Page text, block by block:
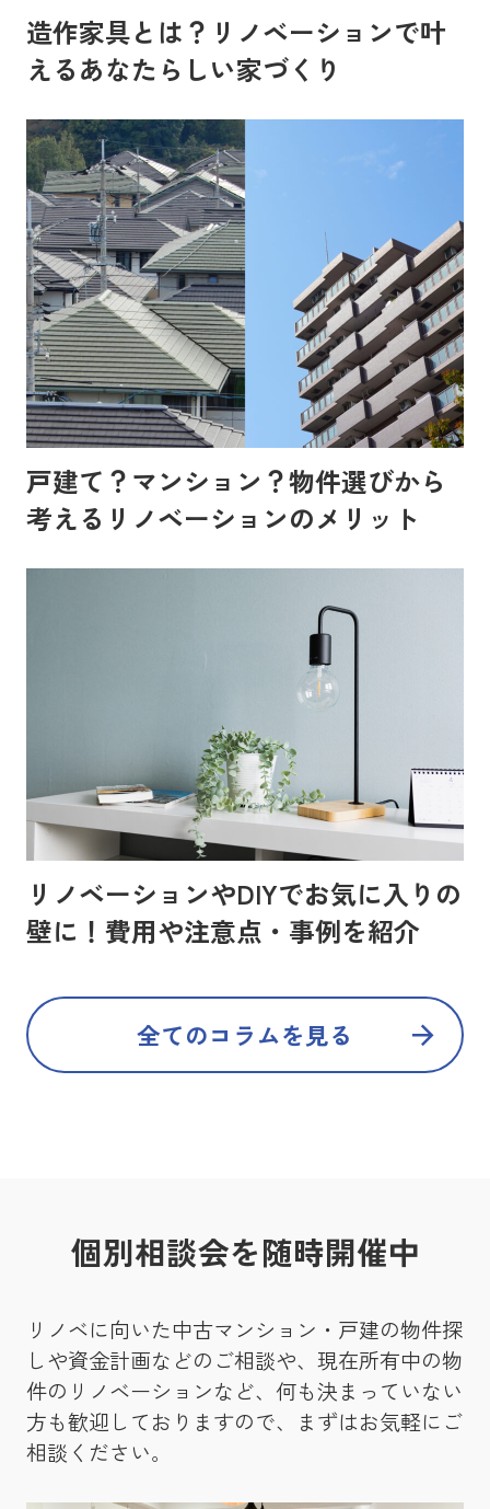
造作家具とは？リノベーションで叶
えるあなたらしい家づくり
戸建て？マンション？物件選びから
考えるリノベーションのメリット
リノベーションやDIYでお気に入りの
壁に！費用や注意点・事例を紹介
全てのコラムを見る
個別相談会を随時開催中
リノベに向いた中古マンション・戸建の物件探
しや資金計画などのご相談や、現在所有中の物
件のリノベーションなど、何も決まっていない
方も歓迎しておりますので、まずはお気軽にご
相談ください。